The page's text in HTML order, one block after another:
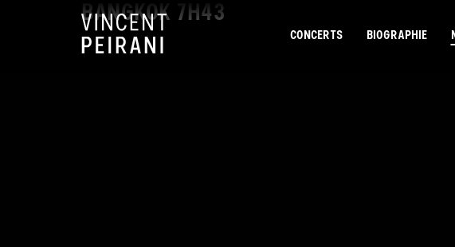
CONCERTS BIOGRAPHIE
BANGKOK 7H43